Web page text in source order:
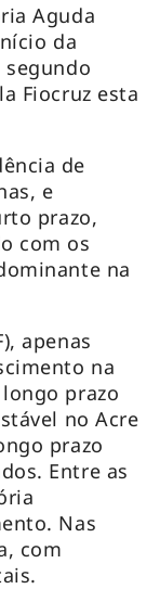
Aguda
da
segundo
Fiocruz esta
de
e
prazo,
com os
na
apenas
na
longo prazo
no Acre
prazo
Entre as
Nas
com